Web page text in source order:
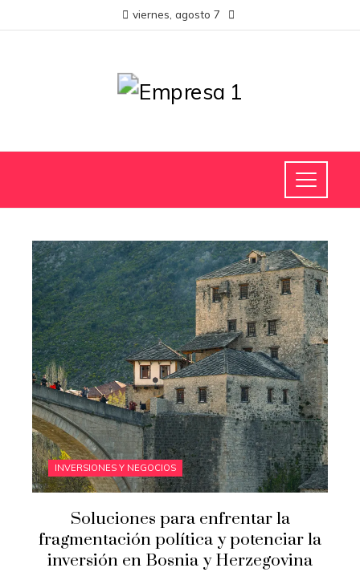
viernes, agosto 7
INVERSIONES Y NEGOCIOS
Soluciones para enfrentar la
fragmentación política y potenciar la
inversión en Bosnia y Herzegovina